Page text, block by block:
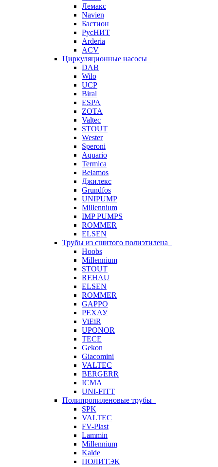
Лемакс
Navien
Бастион
РусНИТ
Arderia
ACV
Циркуляционные насосы
DAB
Wilo
UCP
Biral
ESPA
ZOTA
Valtec
STOUT
Wester
Speroni
Aquario
Termica
Belamos
Джилекс
Grundfos
UNIPUMP
Millennium
IMP PUMPS
ROMMER
ELSEN
Трубы из сшитого полиэтилена
Hoobs
Millennium
STOUT
REHAU
ELSEN
ROMMER
GAPPO
РЕХАУ
ViEiR
UPONOR
TECE
Gekon
Giacomini
VALTEC
BERGERR
ICMA
UNI-FITT
Полипропиленовые трубы
SPK
VALTEC
FV-Plast
Lammin
Millennium
Kalde
ПОЛИТЭК